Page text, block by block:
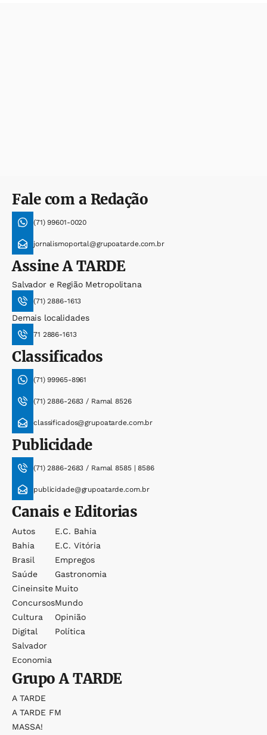
Fale com a Redação
(71) 99601-0020
jornalismoportal@grupoatarde.com.br
AssineA TARDE
Salvador e Região Metropolitana
(71) 2886-1613
Demais localidades
71 2886-1613
Classificados
(71) 99965-8961
(71) 2886-2683 / Ramal 8526
classificados@grupoatarde.com.br
Publicidade
(71) 2886-2683 / Ramal 8585 | 8586
publicidade@grupoatarde.com.br
Canais e Editorias
Autos
Bahia
Brasil
Saúde
Cineinsite
Concursos
Cultura
Digital
Salvador
Economia
E.c. Bahia
E.c. Vitória
Empregos
Gastronomia
Muito
Mundo
Opinião
Política
GrupoA TARDE
A TARDE
A TARDE FM
MASSA!